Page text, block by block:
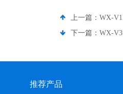
上一篇： WX-
下一篇： WX-
推荐产品